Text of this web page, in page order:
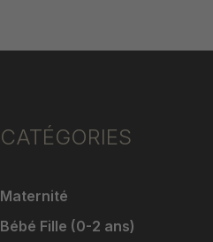
CATÉGORIES
Maternité
Bébé Fille (0-2 ans)